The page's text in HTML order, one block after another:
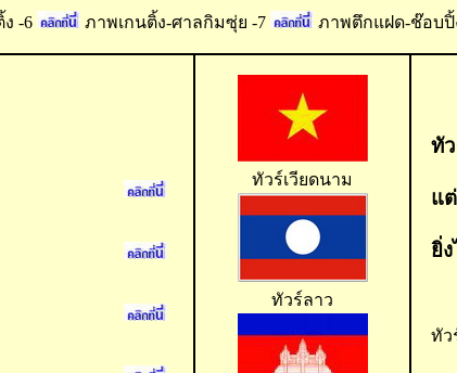
-6 ภาพเกนติ้ง-ศาลกิมซุ่ย -7 ภาพตึกแฝด-ช๊อบปิ้
ทัวร์เวียดนาม
ทัวร์ลาว
ทั
แ
ยิ่
ทัว